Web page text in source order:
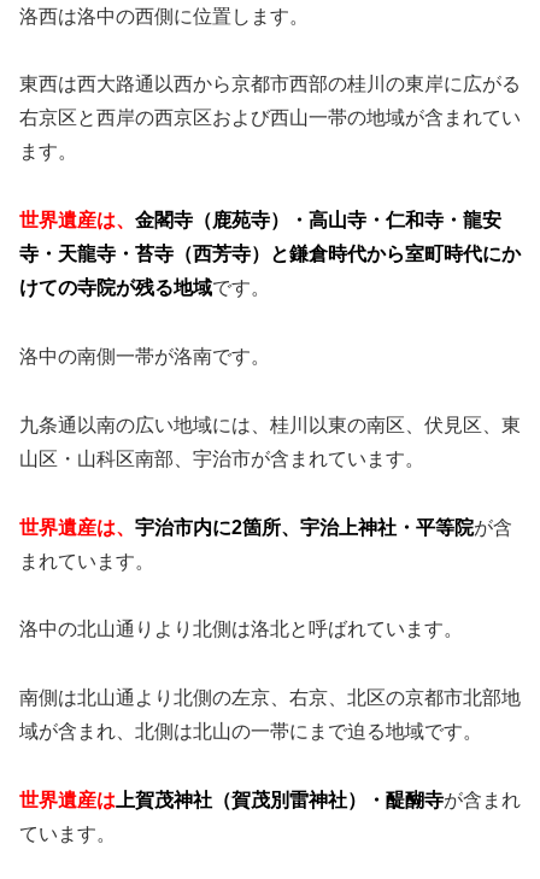
洛西は洛中の西側に位置します。
東西は西大路通以西から京都市西部の桂川の東岸に広がる
右京区と西岸の西京区および西山一帯の地域が含まれてい
ます。
世界遺産は、 金閣寺（鹿苑寺）・高山寺・仁和寺・龍安
寺・天龍寺・苔寺（西芳寺）と鎌倉時代から室町時代にか
けての寺院が残る地域です。
洛中の南側一帯が洛南です。
九条通以南の広い地域には、桂川以東の南区、伏見区、東
山区・山科区南部、宇治市が含まれています。
世界遺産は、 宇治市内に2箇所、宇治上神社・平等院が含
まれています。
洛中の北山通りより北側は洛北と呼ばれています。
南側は北山通より北側の左京、右京、北区の京都市北部地
域が含まれ、北側は北山の一帯にまで迫る地域です。
世界遺産は 上賀茂神社（賀茂別雷神社）・醍醐寺が含まれ
ています。